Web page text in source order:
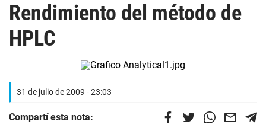
Rendimiento del método de
HPLC
31 de julio de 2009 - 23:03
Compartí esta nota: